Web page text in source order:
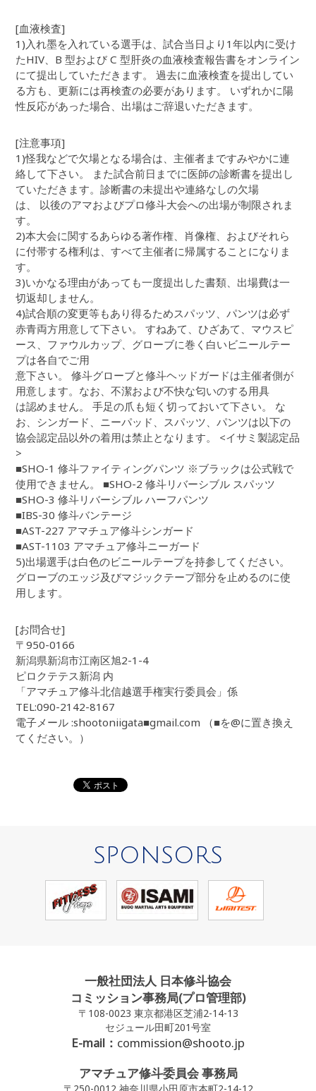
[血液検査]
1)入れ墨を入れている選手は、試合当日より1年以内に受け
たHIV、B 型および C 型肝炎の血液検査報告書をオンライン
にて提出していただきます。 過去に血液検査を提出してい
る方も、更新には再検査の必要があります。 いずれかに陽
性反応があった場合、出場はご辞退いただきます。
[注意事項]
1)怪我などで欠場となる場合は、主催者まですみやかに連
絡して下さい。 また試合前日までに医師の診断書を提出し
ていただきます。診断書の未提出や連絡なしの欠場
は、 以後のアマおよびプロ修斗大会への出場が制限されま
す。
2)本大会に関するあらゆる著作権、肖像権、およびそれら
に付帯する権利は、すべて主催者に帰属することになりま
す。
3)いかなる理由があっても一度提出した書類、出場費は一
切返却しません。
4)試合順の変更等もあり得るためスパッツ、パンツは必ず
赤青両方用意して下さい。 すねあて、ひざあて、マウスピ
ース、ファウルカップ、グローブに巻く白いビニールテー
プは各自でご用
意下さい。 修斗グローブと修斗ヘッドガードは主催者側が
用意します。なお、不潔および不快な匂いのする用具
は認めません。 手足の爪も短く切っておいて下さい。 な
お、シンガード、ニーパッド、スパッツ、パンツは以下の
協会認定品以外の着用は禁止となります。 <イサミ製認定品
>
■SHO-1 修斗ファイティングパンツ ※ブラックは公式戦で
使用できません。 ■SHO-2 修斗リバーシブル スパッツ
■SHO-3 修斗リバーシブル ハーフパンツ
■IBS-30 修斗バンテージ
■AST-227 アマチュア修斗シンガード
■AST-1103 アマチュア修斗ニーガード
5)出場選手は白色のビニールテープを持参してください。
グローブのエッジ及びマジックテープ部分を止めるのに使
用します。
[お問合せ]
〒950-0166
新潟県新潟市江南区旭2-1-4
ピロクテテス新潟 内
「アマチュア修斗北信越選手権実行委員会」係
TEL:090-2142-8167
電子メール :shootoniigata■gmail.com （■を@に置き換え
てください。）
SPONSORS
一般社団法人 日本修斗協会
コミッション事務局(プロ管理部)
〒108-0023 東京都港区芝浦2-14-13
セジュール田町201号室
E-mail： commission@shooto.jp
アマチュア修斗委員会 事務局